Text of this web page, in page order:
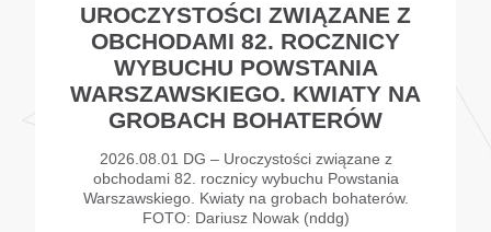
UROCZYSTOŚCI ZWIĄZANE Z
OBCHODAMI 82. ROCZNICY
WYBUCHU POWSTANIA
WARSZAWSKIEGO. KWIATY NA
GROBACH BOHATERÓW
2026.08.01 DG – Uroczystości związane z
obchodami 82. rocznicy wybuchu Powstania
Warszawskiego. Kwiaty na grobach bohaterów.
FOTO: Dariusz Nowak (nddg)